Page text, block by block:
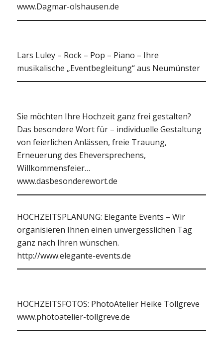
www.Dagmar-olshausen.de
Lars Luley – Rock – Pop – Piano – Ihre
musikalische „Eventbegleitung“ aus Neumünster
Sie möchten Ihre Hochzeit ganz frei gestalten?
Das besondere Wort für – individuelle Gestaltung
von feierlichen Anlässen, freie Trauung,
Erneuerung des Eheversprechens,
Willkommensfeier…
www.dasbesonderewort.de
HOCHZEITSPLANUNG: Elegante Events – Wir
organisieren Ihnen einen unvergesslichen Tag
ganz nach Ihren wünschen.
http://www.elegante-events.de
HOCHZEITSFOTOS: PhotoAtelier Heike Tollgreve
www.photoatelier-tollgreve.de